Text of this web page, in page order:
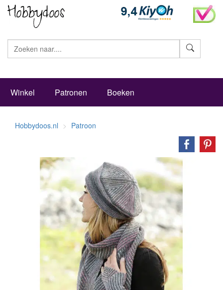
Winkel Patronen Boeken
Hobbydoos.nl Patroon